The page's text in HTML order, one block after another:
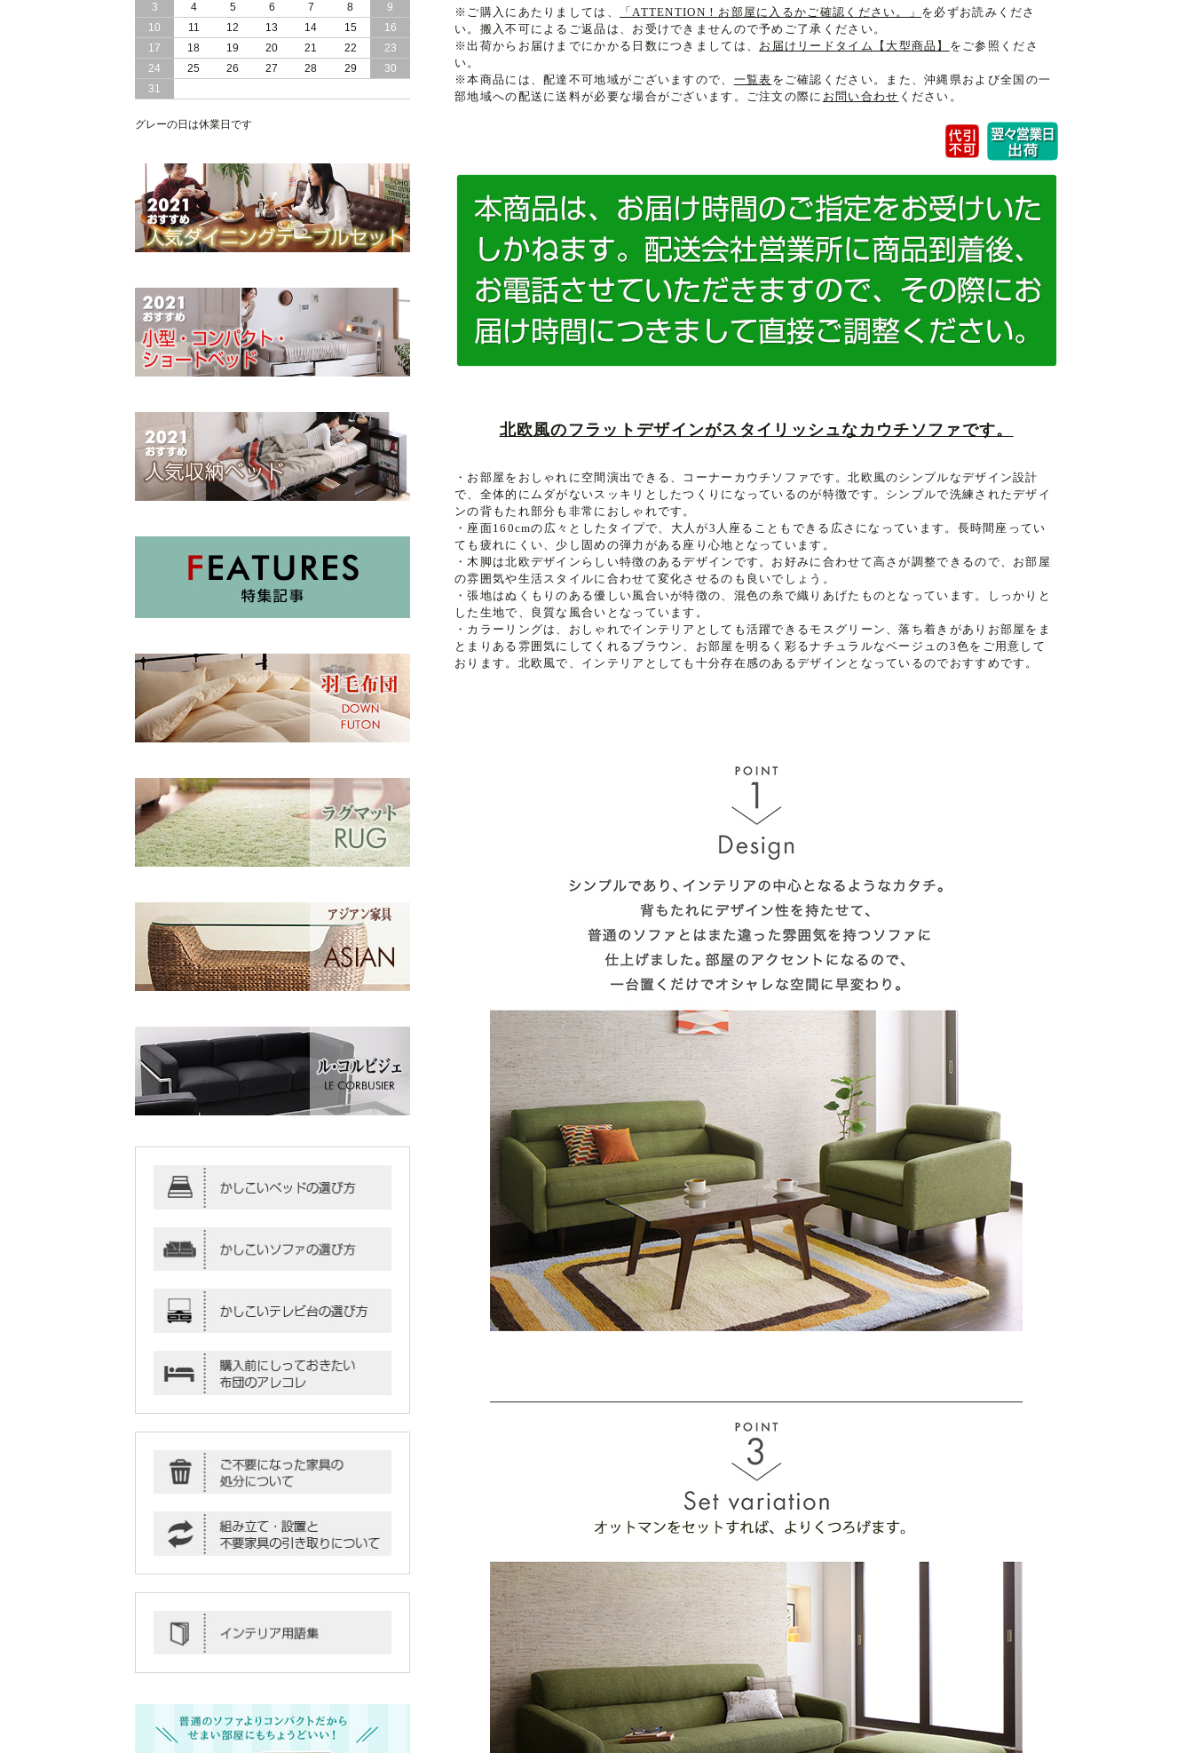
※ご購入にあたりましては、 「ATTENTION！お部屋に入るかご確認ください。」 を必ずお読みくださ
い。搬入不可によるご返品は、お受けできませんので予めご了承ください。
※出荷からお届けまでにかかる日数につきましては、 お届けリードタイム【大型商品】 をご参照くださ
い。
※本商品には、配達不可地域がございますので、 一覧表 をご確認ください。また、沖縄県および全国の一
部地域への配送に送料が必要な場合がございます。ご注文の際に お問い合わせ ください。
北欧風のフラットデザインがスタイリッシュなカウチソファです。
・お部屋をおしゃれに空間演出できる、コーナーカウチソファです。北欧風のシンプルなデザイン設計
で、全体的にムダがないスッキリとしたつくりになっているのが特徴です。シンプルで洗練されたデザイ
ンの背もたれ部分も非常におしゃれです。
・座面160cmの広々としたタイプで、大人が3人座ることもできる広さになっています。長時間座ってい
ても疲れにくい、少し固めの弾力がある座り心地となっています。
・木脚は北欧デザインらしい特徴のあるデザインです。お好みに合わせて高さが調整できるので、お部屋
の雰囲気や生活スタイルに合わせて変化させるのも良いでしょう。
・張地はぬくもりのある優しい風合いが特徴の、混色の糸で織りあげたものとなっています。しっかりと
した生地で、良質な風合いとなっています。
・カラーリングは、おしゃれでインテリアとしても活躍できるモスグリーン、落ち着きがありお部屋をま
とまりある雰囲気にしてくれるブラウン、お部屋を明るく彩るナチュラルなベージュの3色をご用意して
おります。北欧風で、インテリアとしても十分存在感のあるデザインとなっているのでおすすめです。
3
4 5 6 7 8
9
10
11 12 13 14 15
16
17
18 19 20 21 22
23
24
25 26 27 28 29
30
31
グレーの日は休業日です